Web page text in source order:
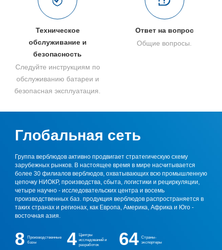
Техническое
обслуживание и
безопасность
Следуйте инструкциям по
обслуживанию батареи и
безопасная эксплуатация.
Ответ на вопрос
Общие вопросы.
Глобальная сеть
Группа верблюдов активно продвигает стратегическую схему
зарубежных рынков. В настоящее время в мире насчитывается
более 30 филиалов верблюдов, охватывающих всю промышленную
цепочку НИОКР, производства, сбыта, логистики и рециркуляции,
четыре научно - исследовательских центра и восемь
производственных баз. продукция верблюдов распространяется в
таких странах и регионах, как Европа, Америка, Африка и Юго -
восточная азия.
8 Производственные
базы
4 Центры
исследований и
разработок
64 Страны-
экспортеры